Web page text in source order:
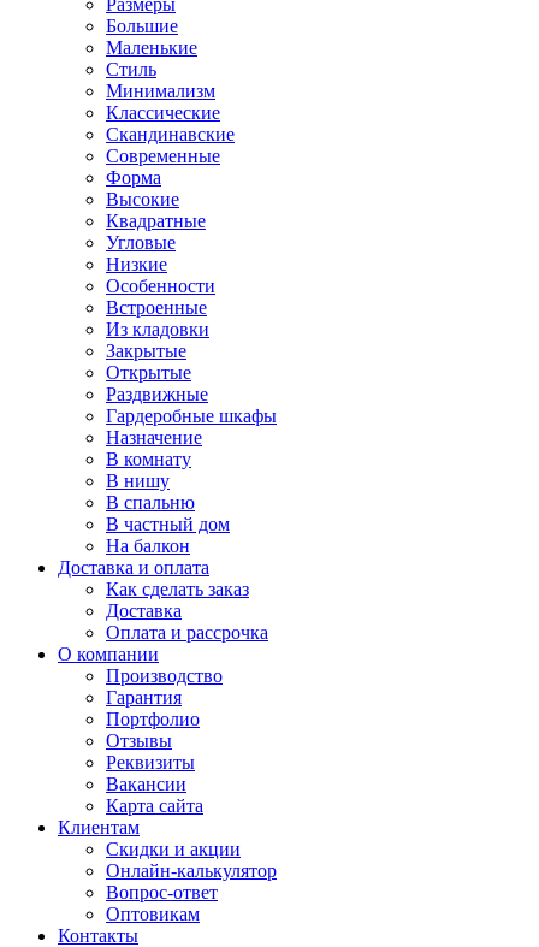
Размеры
Большие
Маленькие
Стиль
Минимализм
Классические
Скандинавские
Современные
Форма
Высокие
Квадратные
Угловые
Низкие
Особенности
Встроенные
Из кладовки
Закрытые
Открытые
Раздвижные
Гардеробные шкафы
Назначение
В комнату
В нишу
В спальню
В частный дом
На балкон
Доставка и оплата
Как сделать заказ
Доставка
Оплата и рассрочка
О компании
Производство
Гарантия
Портфолио
Отзывы
Реквизиты
Вакансии
Карта сайта
Клиентам
Скидки и акции
Онлайн-калькулятор
Вопрос-ответ
Оптовикам
Контакты